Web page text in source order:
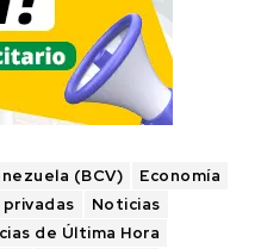
(BCV)
Economía
Noticias
de Última Hora